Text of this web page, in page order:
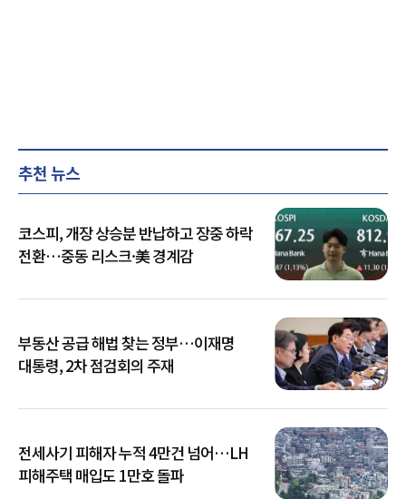
추천 뉴스
코스피, 개장 상승분 반납하고 장중 하락
전환…중동 리스크·美 경계감
부동산 공급 해법 찾는 정부…이재명
대통령, 2차 점검회의 주재
전세사기 피해자 누적 4만건 넘어…LH
피해주택 매입도 1만호 돌파